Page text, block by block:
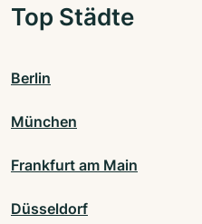
Top Städte
Berlin
München
Frankfurt am Main
Düsseldorf